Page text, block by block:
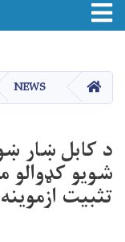
HOME
NEWS
شویو
تثبیت